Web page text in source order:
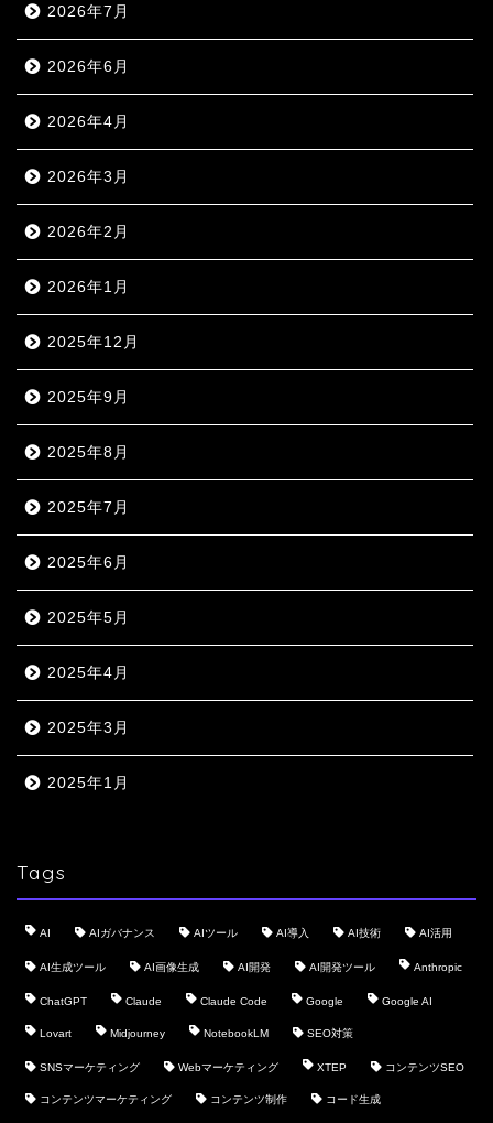
2026年7月
2026年6月
2026年4月
2026年3月
2026年2月
2026年1月
2025年12月
2025年9月
2025年8月
2025年7月
2025年6月
2025年5月
2025年4月
2025年3月
2025年1月
Tags
AI AIガバナンス AIツール AI導入 AI技術 AI活用
AI生成ツール AI画像生成 AI開発 AI開発ツール Anthropic
ChatGPT Claude Claude Code Google Google AI
Lovart Midjourney NotebookLM SEO対策
SNSマーケティング Webマーケティング XTEP コンテンツSEO
コンテンツマーケティング コンテンツ制作 コード生成